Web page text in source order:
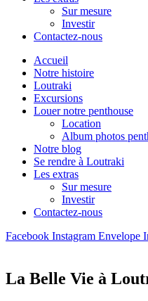
Sur mesure
Investir
Contactez-nous
Accueil
Notre histoire
Loutraki
Excursions
Louer notre penthouse
Location
Album photos
Notre blog
Se rendre à Loutraki
Les extras
Sur mesure
Investir
Contactez-nous
Facebook Instagram Envelope
La Belle Vie à